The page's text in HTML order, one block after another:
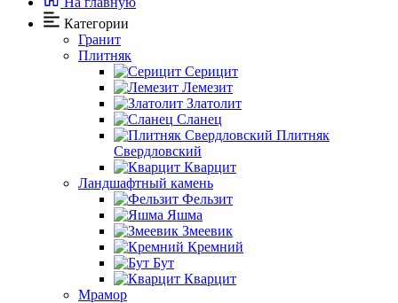
Категории
Гранит
Плитняк
Серицит
Лемезит
Златолит
Сланец
Плитняк
Свердловский
Кварцит
Ландшафтный камень
Фельзит
Яшма
Змеевик
Кремний
Бут
Кварцит
Мрамор